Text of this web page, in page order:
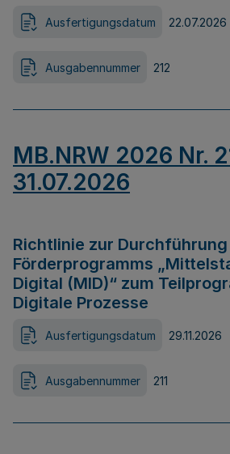
Ausfertigungsdatum 22.07.2026
Ausgabennummer 212
MB.NRW 2026 Nr.
31.07.2026
Richtlinie zur Durchführung
Förderprogramms
Digital (MID)“ zum
Digitale Prozesse
Ausfertigungsdatum 29.11.2026
Ausgabennummer 211